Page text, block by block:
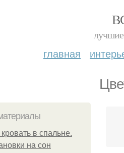
лучшие
главная
в спальне.
на сон